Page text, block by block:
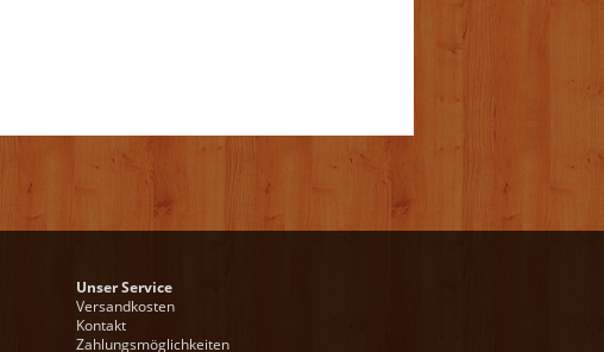
Unser Service
Versandkosten
Kontakt
Zahlungsmöglichkeiten